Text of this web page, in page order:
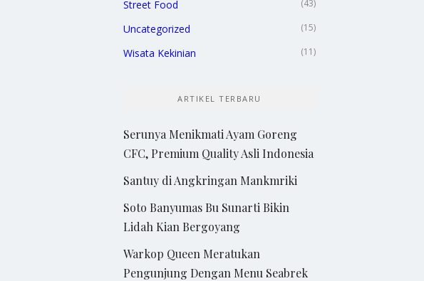
Street Food (43)
Uncategorized (15)
Wisata Kekinian (11)
ARTIKEL TERBARU
Serunya Menikmati Ayam Goreng
CFC, Premium Quality Asli Indonesia
Santuy di Angkringan Mankmriki
Soto Banyumas Bu Sunarti Bikin
Lidah Kian Bergoyang
Warkop Queen Meratukan
Pengunjung Dengan Menu Seabrek